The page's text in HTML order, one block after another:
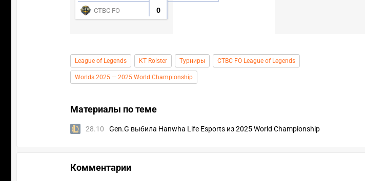
CTBC FO 0
League of Legends KT Rolster Турниры CTBC FO League of Legends
Worlds 2025 — 2025 World Championship
Материалы по теме
28.10 Gen.G выбила Hanwha Life Esports из 2025 World Championship
Комментарии